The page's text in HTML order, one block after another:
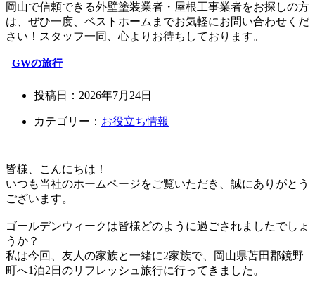
岡山で信頼できる外壁塗装業者・屋根工事業者をお探しの方
は、ぜひ一度、ベストホームまでお気軽にお問い合わせくだ
さい！スタッフ一同、心よりお待ちしております。
GWの旅行
投稿日： 2026年7月24日
カテゴリー： お役立ち情報
皆様、こんにちは！
いつも当社のホームページをご覧いただき、誠にありがとう
ございます。
ゴールデンウィークは皆様どのように過ごされましたでしょ
うか？
私は今回、友人の家族と一緒に2家族で、岡山県苫田郡鏡野
町へ1泊2日のリフレッシュ旅行に行ってきました。